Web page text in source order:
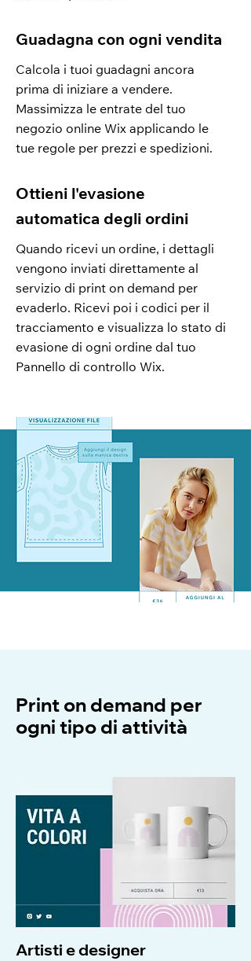
Guadagna con ogni vendita
Calcola i tuoi guadagni ancora
prima di iniziare a vendere.
Massimizza le entrate del tuo
negozio online Wix applicando le
tue regole per prezzi e spedizioni.
Ottieni l'evasione
automatica degli ordini
Quando ricevi un ordine, i dettagli
vengono inviati direttamente al
servizio di print on demand per
evaderlo. Ricevi poi i codici per il
tracciamento e visualizza lo stato di
evasione di ogni ordine dal tuo
Pannello di controllo Wix.
Print on demand per
ogni tipo di attività
Artisti e designer